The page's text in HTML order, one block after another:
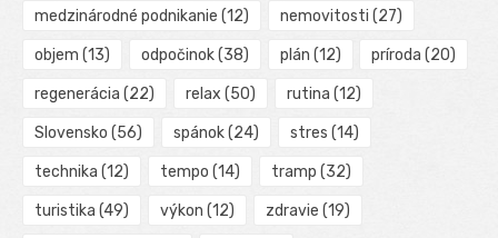
medzinárodné podnikanie (12) nemovitosti (27)
objem (13) odpočinok(38) plán (12) príroda (20)
regenerácia (22) relax (50) rutina (12)
Slovensko (56) spánok(24) stres (14)
technika (12) tempo (14) tramp (32)
turistika (49) výkon (12) zdravie (19)